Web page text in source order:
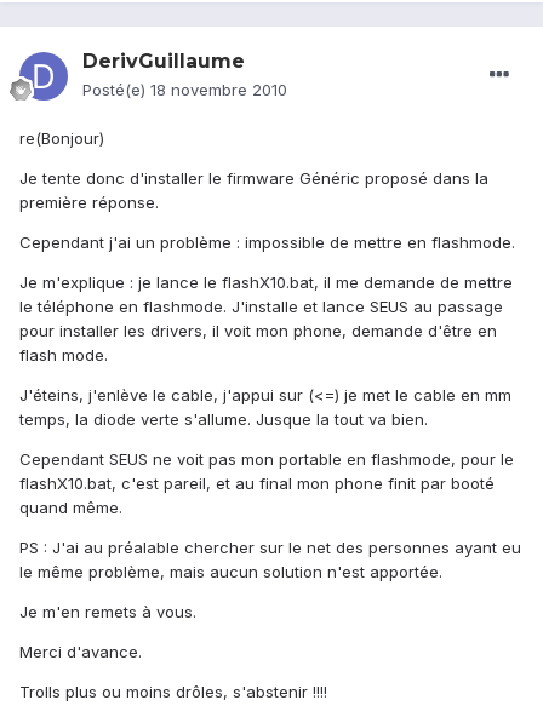
DerivGuillaume
Posté(e) 18 novembre 2010
re(Bonjour)
Je tente donc d'installer le firmware Généric proposé dans la
première réponse.
Cependant j'ai un problème : impossible de mettre en flashmode.
Je m'explique : je lance le flashX10.bat, il me demande de mettre
le téléphone en flashmode. J'installe et lance SEUS au passage
pour installer les drivers, il voit mon phone, demande d'être en
flash mode.
J'éteins, j'enlève le cable, j'appui sur (<=) je met le cable en mm
temps, la diode verte s'allume. Jusque la tout va bien.
Cependant SEUS ne voit pas mon portable en flashmode, pour le
flashX10.bat, c'est pareil, et au final mon phone finit par booté
quand même.
PS : J'ai au préalable chercher sur le net des personnes ayant eu
le même problème, mais aucun solution n'est apportée.
Je m'en remets à vous.
Merci d'avance.
Trolls plus ou moins drôles, s'abstenir !!!!